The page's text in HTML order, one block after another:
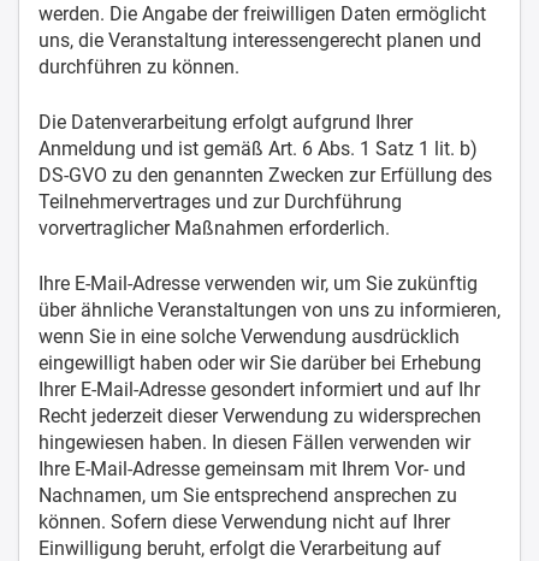
werden. Die Angabe der freiwilligen Daten ermöglicht
uns, die Veranstaltung interessengerecht planen und
durchführen zu können.
Die Datenverarbeitung erfolgt aufgrund Ihrer
Anmeldung und ist gemäß Art. 6 Abs. 1 Satz 1 lit. b)
DS-GVO zu den genannten Zwecken zur Erfüllung des
Teilnehmervertrages und zur Durchführung
vorvertraglicher Maßnahmen erforderlich.
Ihre E-Mail-Adresse verwenden wir, um Sie zukünftig
über ähnliche Veranstaltungen von uns zu informieren,
wenn Sie in eine solche Verwendung ausdrücklich
eingewilligt haben oder wir Sie darüber bei Erhebung
Ihrer E-Mail-Adresse gesondert informiert und auf Ihr
Recht jederzeit dieser Verwendung zu widersprechen
hingewiesen haben. In diesen Fällen verwenden wir
Ihre E-Mail-Adresse gemeinsam mit Ihrem Vor- und
Nachnamen, um Sie entsprechend ansprechen zu
können. Sofern diese Verwendung nicht auf Ihrer
Einwilligung beruht, erfolgt die Verarbeitung auf